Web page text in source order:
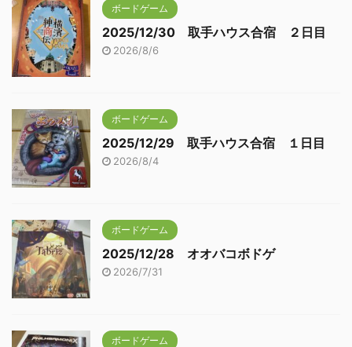
ボードゲーム
2025/12/30 取手ハウス合宿 ２日目
2026/8/6
ボードゲーム
2025/12/29 取手ハウス合宿 １日目
2026/8/4
ボードゲーム
2025/12/28 オオバコボドゲ
2026/7/31
ボードゲーム